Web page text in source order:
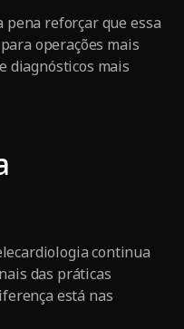
pena reforçar que essa
operações mais
diagnósticos mais
continua
das práticas
está nas